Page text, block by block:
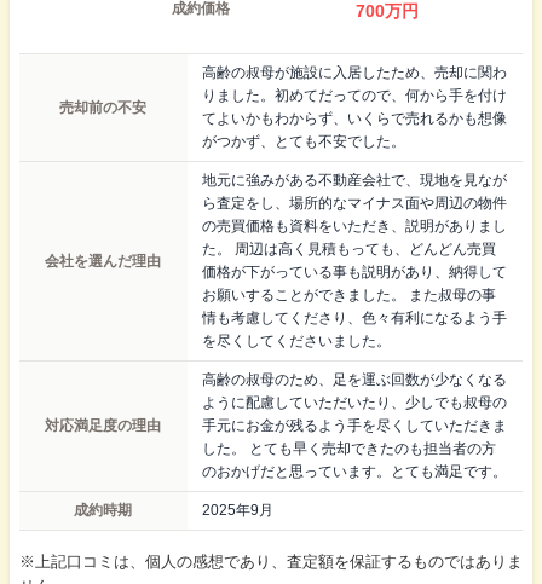
成約価格 700万円
売却前の不安
高齢の叔母が施設に入居したため、売却に関わ
りました。初めてだってので、何から手を付け
てよいかもわからず、いくらで売れるかも想像
がつかず、とても不安でした。
会社を選んだ理由
地元に強みがある不動産会社で、現地を見なが
ら査定をし、場所的なマイナス面や周辺の物件
の売買価格も資料をいただき、説明がありまし
た。 周辺は高く見積もっても、どんどん売買
価格が下がっている事も説明があり、納得して
お願いすることができました。 また叔母の事
情も考慮してくださり、色々有利になるよう手
を尽くしてくださいました。
対応満足度の理由
高齢の叔母のため、足を運ぶ回数が少なくなる
ように配慮していただいたり、少しでも叔母の
手元にお金が残るよう手を尽くしていただきま
した。 とても早く売却できたのも担当者の方
のおかげだと思っています。とても満足です。
成約時期 2025年9月
※上記口コミは、個人の感想であり、査定額を保証するものではありま